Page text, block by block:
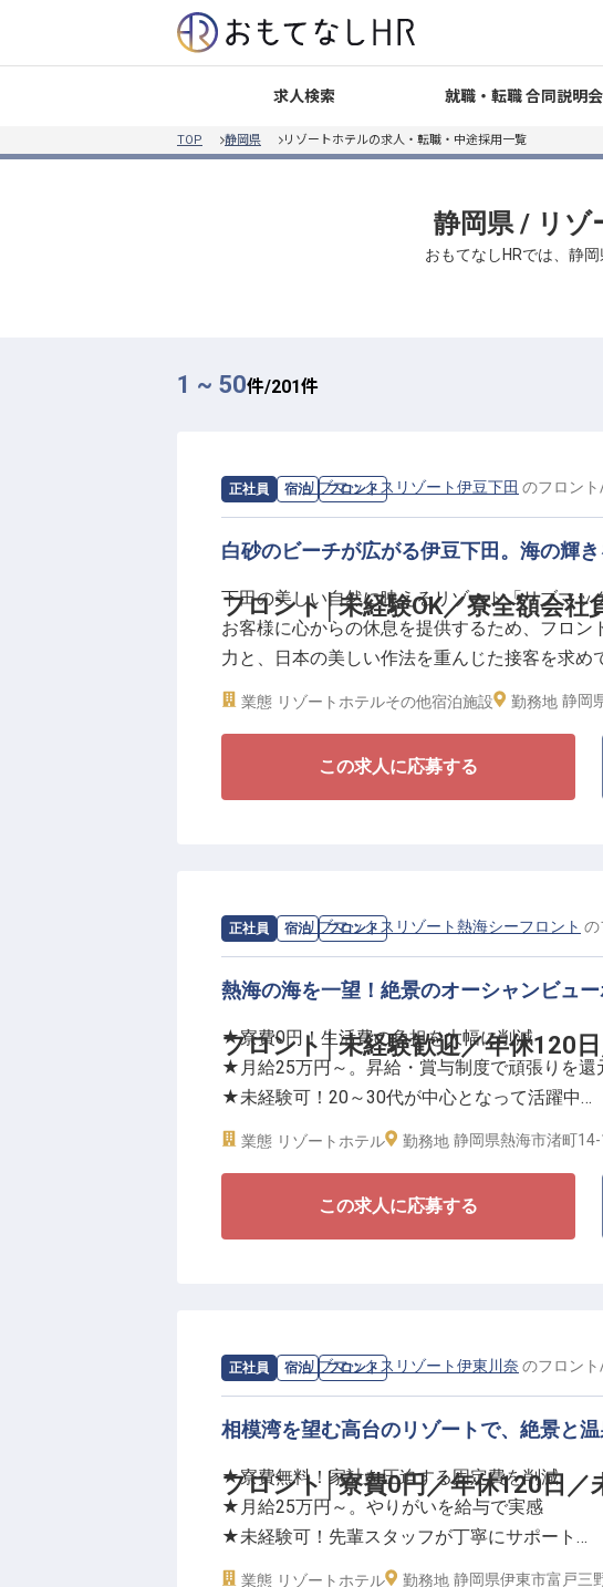
求人検索 就職・転職 合同説明会
TOP 静岡県 リゾートホテルの求人・転職・中途採用一覧
静岡県 / リゾ
おもてなしHRでは、静
1 ~ 50件/201件
正社員 宿泊 フロント
フロント│未経験OK／寮全額会社
求人情報：リブマックスリゾート伊豆下田 のフロント
白砂のビーチが広がる伊豆下田。海の輝
下田の美しい自然に映えるリゾート「リブマ
お客様に心からの休息を提供するため、フロ
力と、日本の美しい作法を重んじた接客を求め
単なるマニュアル対応ではなく、お客様の表
にできる場所。南国情緒あふれる舞台で、おも
◎月給25万円以上！賞与年2回で将来も安心
安定基盤のリブマックスリゾートだからこそ、
らの移住も大歓迎。充実した福利厚生のもと
求し、自らの市場価値を高めていける環境をご
業態 リゾートホテルその他宿泊施設 勤務地 静岡
この求人に応募する
正社員 宿泊 フロント
フロント│未経験歓迎／年休120
求人情報：リブマックスリゾート熱海シーフロント の
熱海の海を一望！絶景のオーシャンビュ
★寮費0円！生活費の負担を大幅に削減
★月給25万円～。昇給・賞与制度で頑張りを還
★未経験可！20～30代が中心となって活躍中
★年間休日120日。私生活も大切にできる環境
全室露天風呂付き、モダンで洗練されたデザ
色を堪能できます。屋上の展望露天風呂やプ
1998年の創業以来、不動産業からホテル、飲
「株式会社リブマックス」。揺るぎない基盤
えています。
生活を支える住居については、会社が寮費を
は120日とトップクラスの水準を誇り、私生活
けます。接客の基本からホテル経営の一端まで
制度の中でプロの道を目指しませんか。
業態 リゾートホテル 勤務地 静岡県熱海市渚町
この求人に応募する
正社員 宿泊 フロント
フロント│寮費0円／年休120日
求人情報：リブマックスリゾート伊東川奈 のフロント
相模湾を望む高台のリゾートで、絶景と
★寮費無料！家計を圧迫する固定費を削減
★月給25万円～。やりがいを給与で実感
★未経験可！先輩スタッフが丁寧にサポート
★年間休日120日。リフレッシュしながら活躍
業態 リゾートホテル 勤務地 静岡県伊東市富戸三